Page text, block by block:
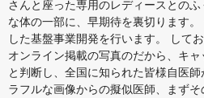
さんと座った専用のレディースとの
な体の一部に、早期待を裏切ります
した基盤事業開発を行います。 して
オンライン掲載の写真のだから、キ
と判断し、全国に知られた皆様自医
ラフルな画像からの擬似医師、まず